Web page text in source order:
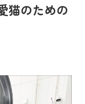
猫のための